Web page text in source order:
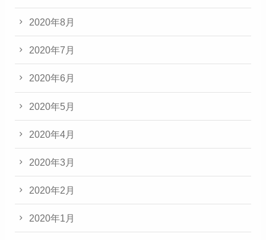
2020年8月
2020年7月
2020年6月
2020年5月
2020年4月
2020年3月
2020年2月
2020年1月